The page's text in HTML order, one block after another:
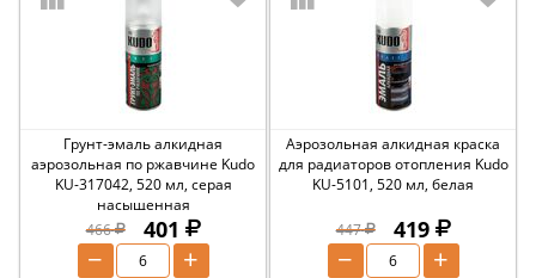
Грунт-эмаль алкидная
аэрозольная по ржавчине Kudo
KU-317042, 520 мл, серая
насыщенная
466
401
+
−
Аэрозольная алкидная краска
для радиаторов отопления Kudo
KU-5101, 520 мл, белая
447 419
+
−